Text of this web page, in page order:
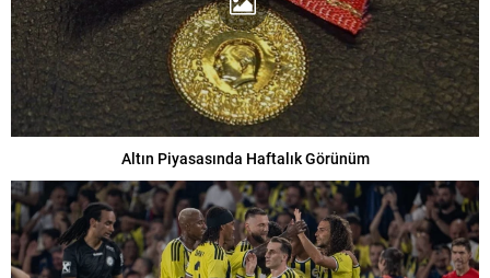
Altın Piyasasında Haftalık Görünüm